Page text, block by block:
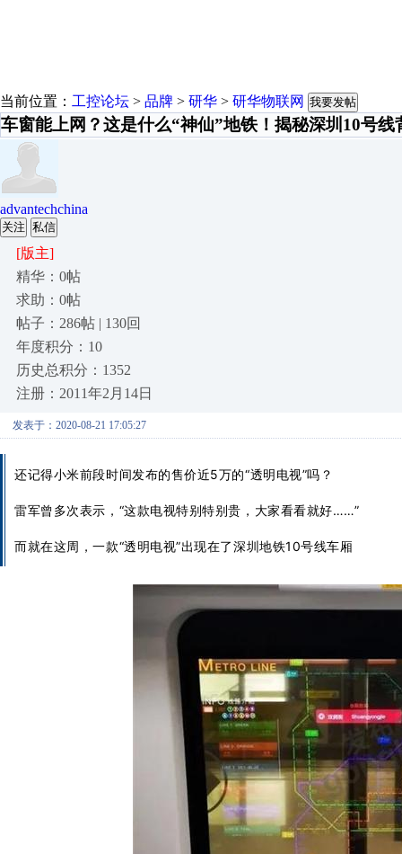
当前位置： 工控论坛 > 品牌 > 研华 > 研华物联网 我要发帖
车窗能上网？这是什么“神仙”地铁！揭秘深圳10号线
advantechchina
关注 私信
[版主]
精华：0帖
求助：0帖
帖子：286帖 | 130回
年度积分：10
历史总积分：1352
注册：2011年2月14日
发表于：2020-08-21 17:05:27
还记得小米前段时间发布的售价近5万的“透明电视”吗？
雷军曾多次表示，“这款电视特别特别贵，大家看看就好……”
而就在这周，一款“透明电视”出现在了深圳地铁10号线车厢